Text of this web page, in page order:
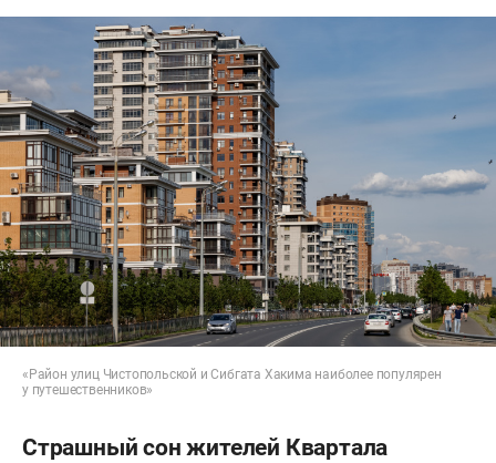
«Район улиц Чистопольской и Сибгата Хакима наиболее популярен
у путешественников»
Страшный сон жителей Квартала